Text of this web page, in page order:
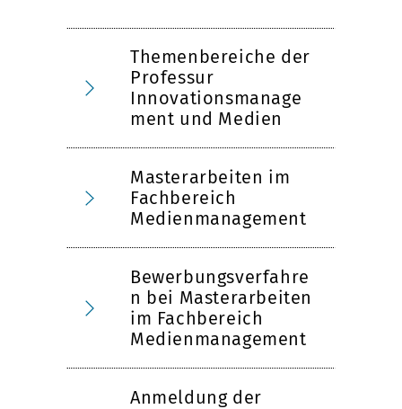
Themenbereiche der
Professur
Innovationsmanage
ment und Medien
Masterarbeiten im
Fachbereich
Medienmanagement
Bewerbungsverfahre
n bei Masterarbeiten
im Fachbereich
Medienmanagement
Anmeldung der